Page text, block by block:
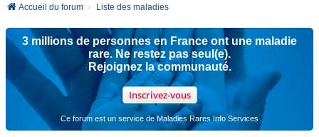
Accueil du forum Liste des maladies
3 millions de personnes en France ont une maladie
rare. Ne restez pas seul(e).
Rejoignez la communauté.
Inscrivez-vous
Ce forum est un service de Maladies Rares Info Services